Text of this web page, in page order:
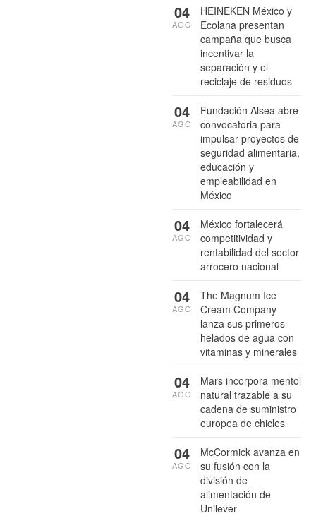
HEINEKEN México y
Ecolana presentan
campaña que busca
incentivar la
separación y el
reciclaje de residuos
04
AGO
Fundación Alsea abre
convocatoria para
impulsar proyectos de
seguridad alimentaria,
educación y
empleabilidad en
México
04
AGO
México fortalecerá
competitividad y
rentabilidad del sector
arrocero nacional
04
AGO
The Magnum Ice
Cream Company
lanza sus primeros
helados de agua con
vitaminas y minerales
04
AGO
Mars incorpora mentol
natural trazable a su
cadena de suministro
europea de chicles
04
AGO
McCormick avanza en
su fusión con la
división de
alimentación de
Unilever
04
AGO